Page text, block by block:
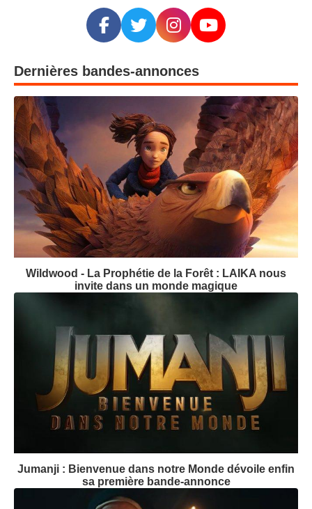
Dernières bandes-annonces
Wildwood - La Prophétie de la Forêt : LAIKA nous
invite dans un monde magique
Jumanji : Bienvenue dans notre Monde dévoile enfin
sa première bande-annonce